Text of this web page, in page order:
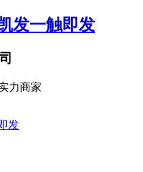
发一触即发
力商家
发